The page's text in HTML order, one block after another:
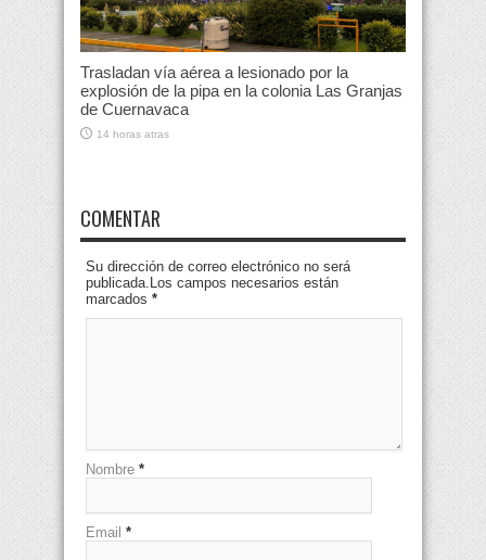
Trasladan vía aérea a lesionado por la
explosión de la pipa en la colonia Las Granjas
de Cuernavaca
14 horas atras
COMENTAR
Su dirección de correo electrónico no será
publicada.Los campos necesarios están
marcados *
Nombre *
Email *